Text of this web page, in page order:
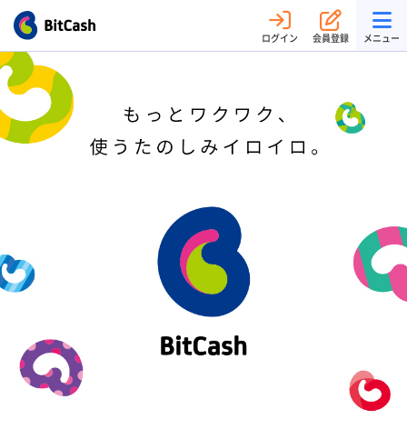
ログイン 会員登録 メニュー